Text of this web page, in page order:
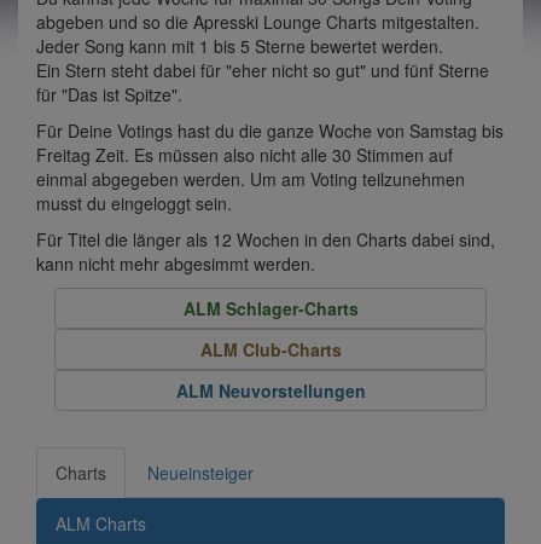
abgeben und so die Apresski Lounge Charts mitgestalten.
Jeder Song kann mit 1 bis 5 Sterne bewertet werden.
Ein Stern steht dabei für "eher nicht so gut" und fünf Sterne
für "Das ist Spitze".
Für Deine Votings hast du die ganze Woche von Samstag bis
Freitag Zeit. Es müssen also nicht alle 30 Stimmen auf
einmal abgegeben werden. Um am Voting teilzunehmen
musst du eingeloggt sein.
Für Titel die länger als 12 Wochen in den Charts dabei sind,
kann nicht mehr abgesimmt werden.
ALM Schlager-Charts
ALM Club-Charts
ALM Neuvorstellungen
Charts Neueinsteiger
ALM Charts